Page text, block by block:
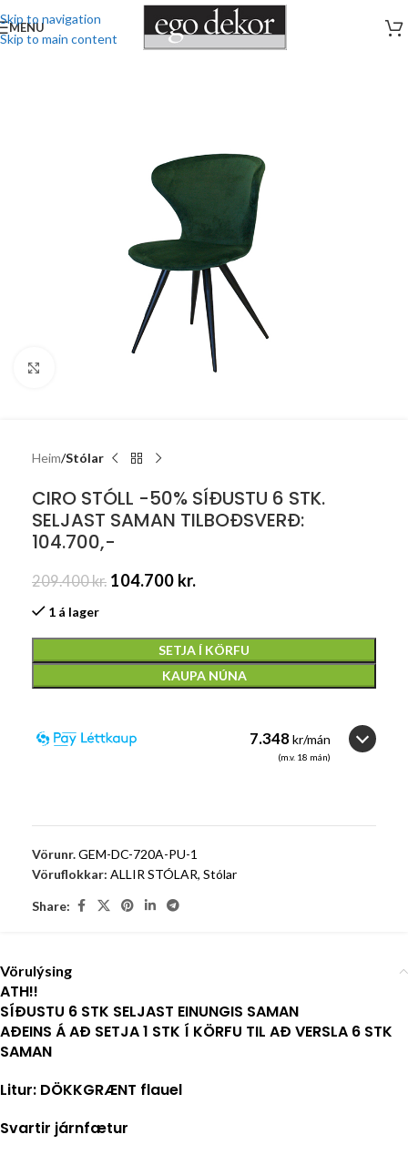
Skip to navigation
Skip to main content
MENU
Heim Stólar
CIRO STÓLL -50% SÍÐUSTU 6 STK.
SELJAST SAMAN TILBOÐSVERÐ:
104.700,-
209.400kr. 104.700 kr.
1 á lager
SETJA Í KÖRFU
KAUPA NÚNA
7.348kr/mán
(m.v. 18 mán)
Vörunr.GEM-DC-720A-PU-1
Vöruflokkar: ALLIR STÓLAR, Stólar
Share:
Vörulýsing
ATH!!
SÍÐUSTU 6 STK SELJAST EINUNGIS SAMAN
AÐEINS Á AÐ SETJA 1 STK Í KÖRFU TIL AÐ VERSLA 6 STK
SAMAN
Litur: DÖKKGRÆNT flauel
Svartir járnfætur